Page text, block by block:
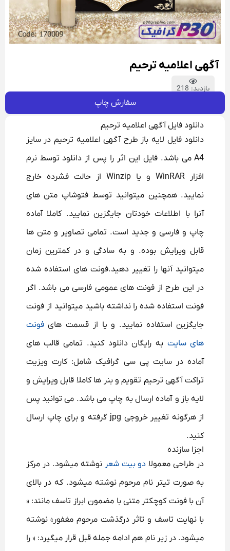
آگهی اعلامیه ترحیم
بازدید: 218
سفارش چاپ
دانلود فایل آگهی اعلامیه ترحیم
دانلود فایل لایه باز طرح آگهی اعلامیه ترحیم در سایز
A4 می باشد. فایل این اثر را پس از دانلود توسط نرم
افزار WinRAR و یا Winzip از حالت فشرده خارج
نمایید. همچنین میتوانید توسط فتوشاپ متن های
آنرا با اطلاعات خودتان جایگزین نمایید. کاملا آماده
چاپ و فارسی و جدید است. تمامی تصاویر و متن ها
قابل ویرایش بوده. و به سادگی و در کمترین زمان
میتوانید آنها را تغییر دهید.فونت های استفاده شده
در این طرح از فونت های عمومی فارسی می باشد. اگر
فونت استفاده شده را نداشته باشید میتوانید از فونت
جایگزین استفاده نمایید. و یا از قسمت هایفونت
های سایت به رایگان دانلود کنید. تمامی قالب های
آماده در سایت پی سی گرافیک شامل: کارت ویزیت
تراکت آگهی ترحیم تقویم و بنر ها کاملا قابل ویرایش و
لایه باز و آماده ارسال به چاپ می باشد. می توانید پس
از هرگونه تغییر خروجی jpg گرفته و برای چاپ ارسال
کنید.
اجزا سازنده
در طراحی معمولا دو بیت شعر نوشته میشود. در مرکز
به صورت تیتر نام مرحوم نوشته میشود. که در بالای
آن با فونت کوچکتر متنی با مضمون ابراز تاسف مانند: «
با نهایت تاسف و تاثر درگذشت مرحوم مغفور» نوشته
میشود. در زیر نام هم ادامه جمله قبل قرار میگیرد: « را